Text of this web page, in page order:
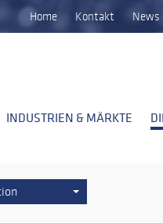
Home Kontakt News
INDUSTRIEN & MÄRKTE